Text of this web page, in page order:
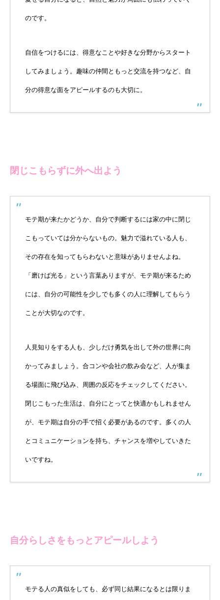
のです。
自信をつけるには、得意なことや好きな分野からスタート
してみましょう。趣味の仲間ともっと交流を持つなど、自
分の得意な面をアピールするのも大切に。
閉じこもらずに外へ出よう
モテ期が来たかどうか、自分で判断するには家の中に閉じ
こもっていては分からないもの。魅力で溢れている人も、
その存在を知ってもらわないと意味がありませんよね。
「磨けば光る」という言葉ありますが、モテ期が来るため
には、自分の可能性を少しでも多くの人に理解してもらう
ことが大切なのです。
人見知りをする人も、少しだけ勇気を出して外の世界に向
かってみましょう。合コンや会社の飲み会など、人が集ま
る場面に飛び込み、周囲の反応をチェックしてください。
閉じこもった生活は、自分にとってと快適かもしれません
が、モテ期は自分の手で招く必要があるのです。多くの人
とコミュニケーションを持ち、チャンスを増やしていきた
いですね。
自分らしさをもっとアピールしよう
モテる人の真似をしても、必ず同じ結果になるとは限りま